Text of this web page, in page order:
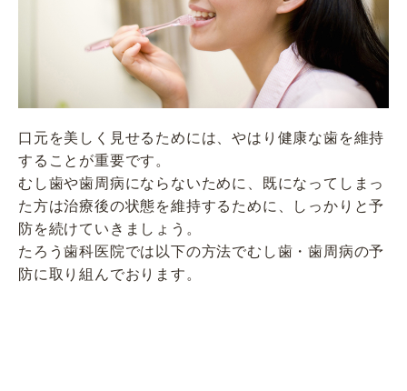
口元を美しく見せるためには、やはり健康な歯を維持
することが重要です。
むし歯や歯周病にならないために、既になってしまっ
た方は治療後の状態を維持するために、しっかりと予
防を続けていきましょう。
たろう歯科医院では以下の方法でむし歯・歯周病の予
防に取り組んでおります。